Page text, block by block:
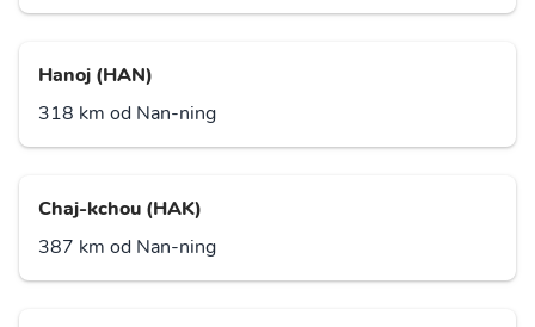
Hanoj (HAN)
318 km od Nan-ning
Chaj-kchou (HAK)
387 km od Nan-ning